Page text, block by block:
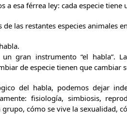
a esa férrea ley: cada especie tiene
las restantes especies animales
gran instrumento “el habla”.
de especie tienen que cambiar
del habla, podemos dejar
fisiología, simbiosis,
cómo se vive la sexualidad,